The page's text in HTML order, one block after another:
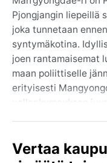
Pjongjangin liepeillä
joka tunnetaan
syntymäkotina.
joen rantamaisemat
maan poliittiselle
erityisesti
vallankumouksen
suljettua ideologiaa
historiallisesti
Vertaa